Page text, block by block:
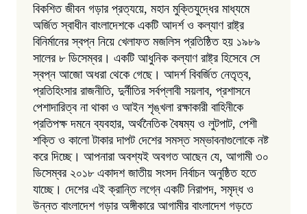
বিকশিত জীবন গড়ার প্রত্যয়ে, মহান মুক্তিযুদ্ধের মাধ্যমে
অর্জিত স্বাধীন বাংলাদেশকে একটি আদর্শ ও কল্যাণ রাষ্ট্র
বিনির্মানের স্বপ্ন নিয়ে খেলাফত মজলিস প্রতিষ্ঠিত হয় ১৯৮৯
সালের ৮ ডিসেম্বর। একটি আধুনিক কল্যাণ রাষ্ট্র হিসেবে সে
স্বপ্ন আজো অধরা থেকে গেছে। আদর্শ বিবর্জিত নেতৃত্ব,
প্রতিহিংসার রাজনীতি, দুর্নীতির সর্বপ্লাবী সয়লাব, প্রশাসনে
পেশাদারিত্ব না থাকা ও আইন শৃঙ্খলা রক্ষাকারী বাহিনীকে
প্রতিপক্ষ দমনে ব্যবহার, অর্থনৈতিক বৈষম্য ও লুটপাট, পেশী
শক্তি ও কালো টাকার দাপট দেশের সমস্ত সম্ভাবনাগুলোকে নষ্ট
করে দিচ্ছে। আপনারা অবশ্যই অবগত আছেন যে, আগামী ৩০
ডিসেম্বর ২০১৮ একাদশ জাতীয় সংসদ নির্বাচন অনুষ্ঠিত হতে
যাচ্ছে। দেশের এই ক্রান্তি লগ্নে একটি নিরাপদ, সমৃদ্ধ ও
উন্নত বাংলাদেশ গড়ার অঙ্গীকারে আগামীর বাংলাদেশ গড়তে